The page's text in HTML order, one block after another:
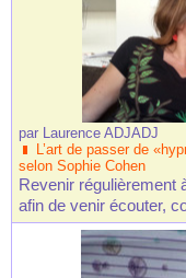
par Laurence ADJADJ
L’art de passer de
selon Sophie Cohen
Revenir régulièrement
afin de venir écouter,